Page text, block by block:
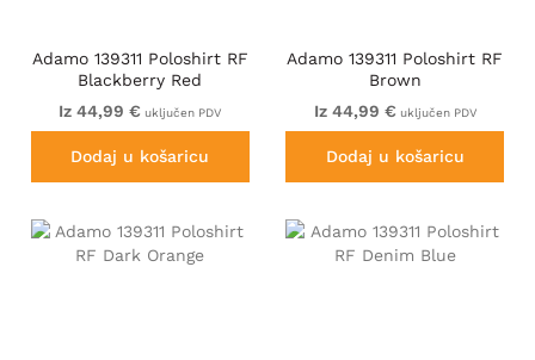
Adamo 139311 Poloshirt RF
Blackberry Red
Iz 44,99 € uključen PDV
Dodaj u košaricu
Adamo 139311 Poloshirt RF
Brown
Iz 44,99 € uključen PDV
Dodaj u košaricu